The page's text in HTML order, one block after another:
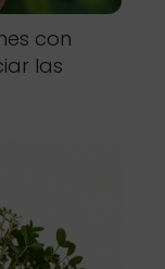
con
las